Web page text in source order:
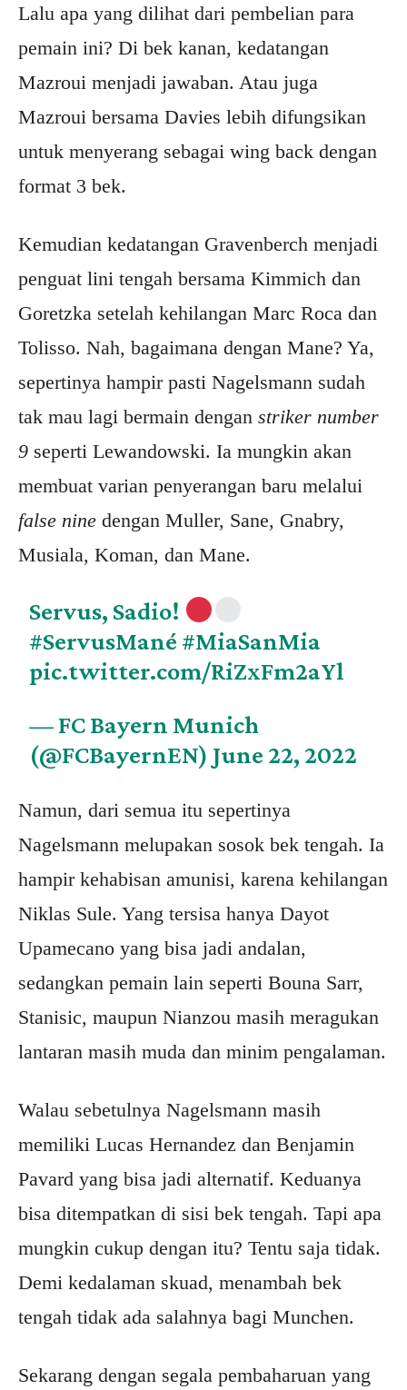
Lalu apa yang dilihat dari pembelian para
pemain ini? Di bek kanan, kedatangan
Mazroui menjadi jawaban. Atau juga
Mazroui bersama Davies lebih difungsikan
untuk menyerang sebagai wing back dengan
format 3 bek.
Kemudian kedatangan Gravenberch menjadi
penguat lini tengah bersama Kimmich dan
Goretzka setelah kehilangan Marc Roca dan
Tolisso. Nah, bagaimana dengan Mane? Ya,
sepertinya hampir pasti Nagelsmann sudah
tak mau lagi bermain dengan striker number
9 seperti Lewandowski. Ia mungkin akan
membuat varian penyerangan baru melalui
false nine dengan Muller, Sane, Gnabry,
Musiala, Koman, dan Mane.
Servus, Sadio!
#ServusMané #MiaSanMia
pic.twitter.com/RiZxFm2aYl
— FC Bayern Munich
(@FCBayernEN) June 22, 2022
Namun, dari semua itu sepertinya
Nagelsmann melupakan sosok bek tengah. Ia
hampir kehabisan amunisi, karena kehilangan
Niklas Sule. Yang tersisa hanya Dayot
Upamecano yang bisa jadi andalan,
sedangkan pemain lain seperti Bouna Sarr,
Stanisic, maupun Nianzou masih meragukan
lantaran masih muda dan minim pengalaman.
Walau sebetulnya Nagelsmann masih
memiliki Lucas Hernandez dan Benjamin
Pavard yang bisa jadi alternatif. Keduanya
bisa ditempatkan di sisi bek tengah. Tapi apa
mungkin cukup dengan itu? Tentu saja tidak.
Demi kedalaman skuad, menambah bek
tengah tidak ada salahnya bagi Munchen.
Sekarang dengan segala pembaharuan yang